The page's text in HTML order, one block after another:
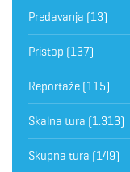
Predavanja (13)
Pristop (137)
Reportaže (115)
Skalna tura (1.313)
Skupna tura (149)